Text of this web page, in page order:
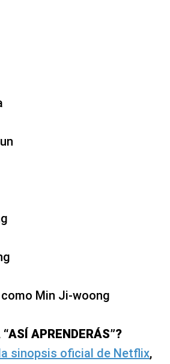
Min Ji-woong
APRENDERÁS”?
sinopsis oficial de Netflix,